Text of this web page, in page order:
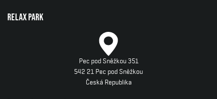
Relax park
Pec pod Sněžkou 351
542 21 Pec pod Sněžkou
Česká Republika